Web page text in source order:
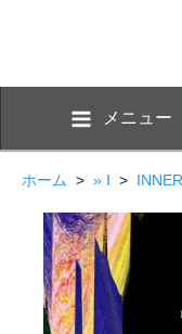
メニュー
ホーム > » I >